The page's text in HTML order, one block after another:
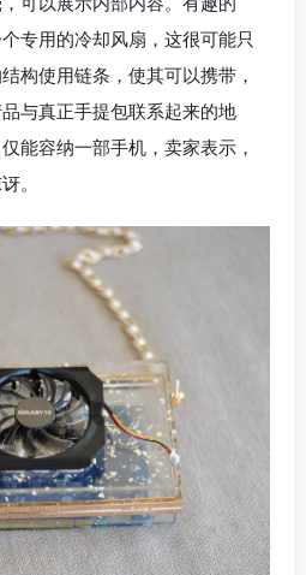
专用的冷却风扇，这很可能只
构使用链条，使其可以携带，
与真正手提包联系起来的地
能容纳一部手机，卖家表示，
。